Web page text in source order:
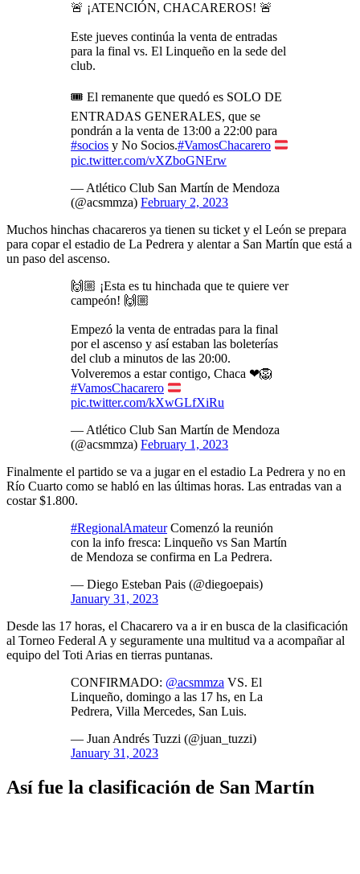
🚨 ¡ATENCIÓN, CHACAREROS! 🚨
Este jueves continúa la venta de entradas
para la final vs. El Linqueño en la sede del
club.
🎟 El remanente que quedó es SOLO DE
ENTRADAS GENERALES, que se
pondrán a la venta de 13:00 a 22:00 para
#socios y No Socios.#VamosChacarero
pic.twitter.com/vXZboGNErw
— Atlético Club San Martín de Mendoza
(@acsmmza) February 2, 2023
Muchos hinchas chacareros ya tienen su ticket y el León se prepara
para copar el estadio de La Pedrera y alentar a San Martín que está a
un paso del ascenso.
🙌🏼 ¡Esta es tu hinchada que te quiere ver
campeón! 🙌🏼
Empezó la venta de entradas para la final
por el ascenso y así estaban las boleterías
del club a minutos de las 20:00.
Volveremos a estar contigo, Chaca ❤🦁
#VamosChacarero
pic.twitter.com/kXwGLfXiRu
— Atlético Club San Martín de Mendoza
(@acsmmza) February 1, 2023
Finalmente el partido se va a jugar en el estadio La Pedrera y no en
Río Cuarto como se habló en las últimas horas. Las entradas van a
costar $1.800.
#RegionalAmateurComenzó la reunión
con la info fresca: Linqueño vs San Martín
de Mendoza se confirma en La Pedrera.
— Diego Esteban Pais (@diegoepais)
January 31, 2023
Desde las 17 horas, el Chacarero va a ir en busca de la clasificación
al Torneo Federal A y seguramente una multitud va a acompañar al
equipo del Toti Arias en tierras puntanas.
CONFIRMADO: @acsmmza VS. El
Linqueño, domingo a las 17 hs, en La
Pedrera, Villa Mercedes, San Luis.
— Juan Andrés Tuzzi (@juan_tuzzi)
January 31, 2023
Así fue la clasificación de San Martín